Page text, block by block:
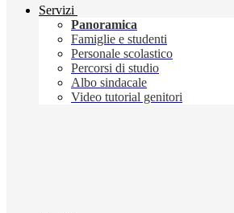
Servizi
Panoramica
Famiglie e studenti
Personale scolastico
Percorsi di studio
Albo sindacale
Video tutorial genitori